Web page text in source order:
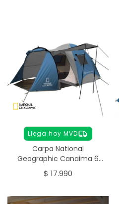
Llega hoy MVD
Carpa National
Geographic Canaima 6
Personas
$ 17.990